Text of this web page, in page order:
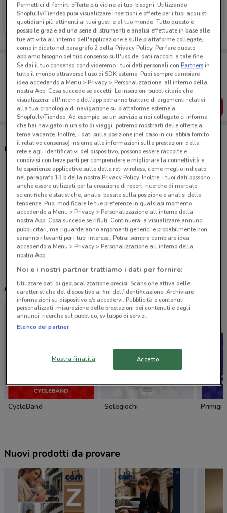
Giocheria
Scade giovedì 238 m
Giocheria
Scade mercoledì
Porta DoveConviene sempre con te!
Puoi trovare le migliori offerte dei negozi vicino a te,
salvarle e creare la tua lista del risparmio, comodamente
dal tuo cellulare.
SCARICA L’APP
Orari e Negozi Giocheria
Via Le Conce, 4/A Fabriano
238 m
Via Beniamino Ubaldi Gubbio
26.6 km
Altri volantini nelle vicinanze
CycleBand Selegiochi Primigi
Nuovi prodotti da provare
Permettici di fornirti offerte più vicine ai tuoi bisogni: Utilizzando
Shopfully/Tiendeo puoi visualizzare inserzioni e offerte per i tuoi acquisti
quotidiani più attinenti ai tuoi gusti e al tuo mondo. Tutto questo è
possibile grazie ad una serie di strumenti e analisi effettuate in base alle
tue attività all'interno dell'applicazione e sulle piattaforme collegate,
come indicato nel paragrafo 2 della Privacy Policy. Per fare questo,
abbiamo bisogno del tuo consenso sull'uso dei dati raccolti a tale fine.
Se dai il tuo consenso condivideremo i tuoi dati personali conPartnersin
tutto il mondo attraverso l’uso di SDK esterne. Puoi sempre cambiare
idea accedendo a Menu > Privacy > Personalizzazione, all’interno della
nostra App. Cosa succede se accetti: Le inserzioni pubblicitarie che
visualizzerai all'interno dell’app potranno trattare di argomenti relativi
alla tua cronologia di navigazione su piattaforme esterne a
Shopfully/Tiendeo. Ad esempio, se un servizio a noi collegato ci informa
che hai navigato in un sito di viaggi, potremo mostrarti delle offerte a
tema vacanze. Inoltre, i dati sulla posizione (nel caso in cui abbia fornito
il relativo consenso) insieme alle informazioni sulle prestazioni della
rete e agli identificativi del dispositivo, possono essere raccolte e
condivisi con terze parti per comprendere e migliorare la connettività e
le esperienze applicative sulle delle reti wireless, come meglio indicato
nel paragrafo 13.b della nostra Privacy Policy. Inoltre, i tuoi dati possono
anche essere utilizzati per la creazione di report, ricerche di mercato,
scientifiche e statistiche, analisi basate sulla posizione e analisi delle
tendenze. Puoi modificare le tue preferenze in qualsiasi momento
accedendo a Menu > Privacy > Personalizzazione all'interno della
nostra App. Cosa succede se rifiuti: Continuerai a visualizzare annunci
pubblicitari, ma riguarderanno argomenti generici e probabilmente non
saranno rilevanti per i tuoi interessi. Potrai sempre cambiare idea
accedendo a Menu > Privacy > Personalizzazione all'interno della
nostra App.
Noi e i nostri partner trattiamo i dati per fornire:
Utilizzare dati di geolocalizzazione precisi. Scansione attiva delle
caratteristiche del dispositivo ai fini dell’identificazione. Archiviare
informazioni su dispositivo e/o accedervi. Pubblicità e contenuti
personalizzati, misurazione delle prestazioni dei contenuti e degli
annunci, ricerche sul pubblico, sviluppo di servizi.
Elenco dei partner
Mostra finalità Accetto